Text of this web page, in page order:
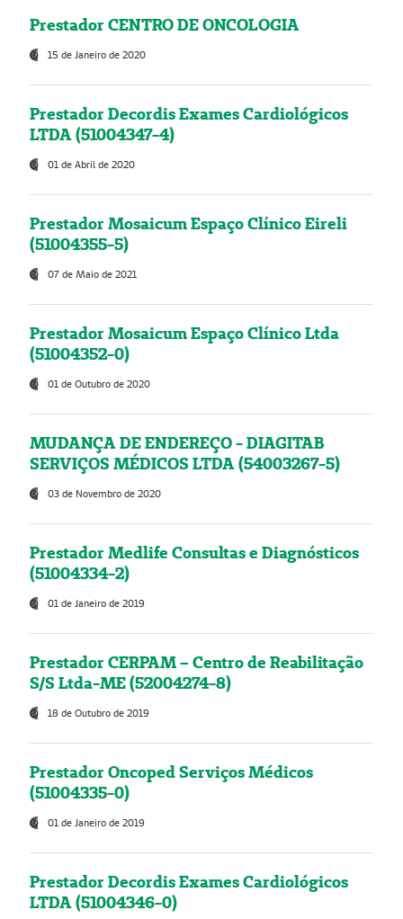
Prestador CENTRO DE ONCOLOGIA
15 de Janeiro de 2020
Prestador Decordis Exames Cardiológicos
LTDA (51004347-4)
01 de Abril de 2020
Prestador Mosaicum Espaço Clínico Eireli
(51004355-5)
07 de Maio de 2021
Prestador Mosaicum Espaço Clínico Ltda
(51004352-0)
01 de Outubro de 2020
MUDANÇA DE ENDEREÇO - DIAGITAB
SERVIÇOS MÉDICOS LTDA (54003267-5)
03 de Novembro de 2020
Prestador Medlife Consultas e Diagnósticos
(51004334-2)
01 de Janeiro de 2019
Prestador CERPAM – Centro de Reabilitação
S/S Ltda-ME (52004274-8)
18 de Outubro de 2019
Prestador Oncoped Serviços Médicos
(51004335-0)
01 de Janeiro de 2019
Prestador Decordis Exames Cardiológicos
LTDA (51004346-0)